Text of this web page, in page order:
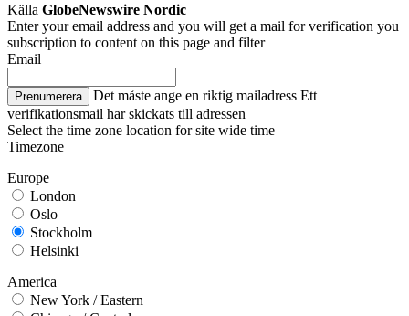
Källa GlobeNewswire Nordic
Enter your email address and you will get a mail for verification you
subscription to content on this page and filter
Email
Prenumerera Det måste ange en riktig mailadress Ett
verifikationsmail har skickats till adressen
Select the time zone location for site wide time
Timezone
Europe
London
Oslo
Stockholm
Helsinki
America
New York / Eastern